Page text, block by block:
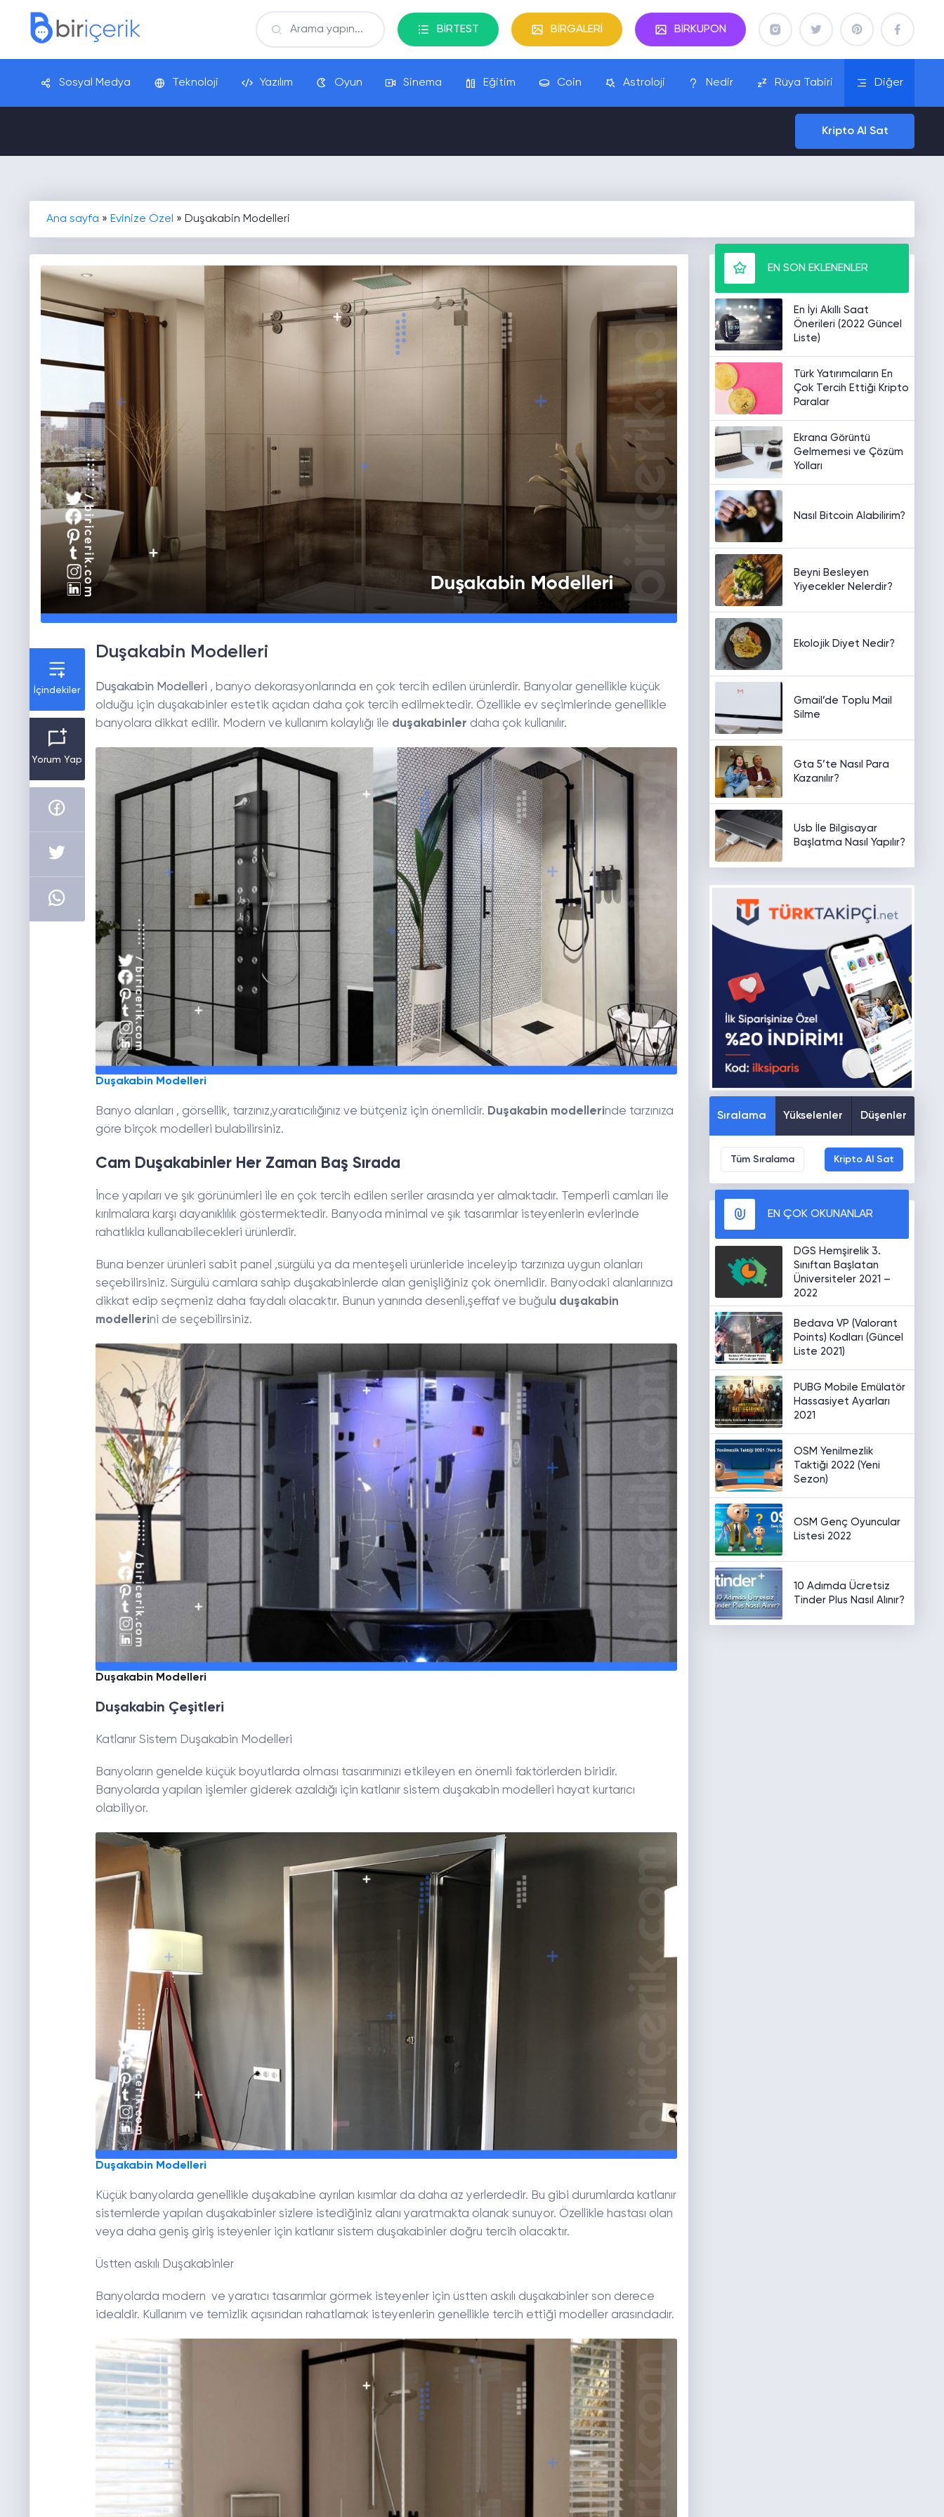
BİRTEST BİRGALERİ BİRKUPON
Sosyal Medya Teknoloji Yazılım Oyun Sinema Eğitim Coin Astroloji Nedir Rüya Tabiri Diğer
Kripto Al Sat
Ana sayfa » Evinize Özel » Duşakabin Modelleri
İçindekiler
Yorum Yap
Duşakabin Modelleri
Duşakabin Modelleri , banyo dekorasyonlarında en çok tercih edilen ürünlerdir. Banyolar genellikle küçük
olduğu için duşakabinler estetik açıdan daha çok tercih edilmektedir. Özellikle ev seçimlerinde genellikle
banyolara dikkat edilir. Modern ve kullanım kolaylığı ile duşakabinler daha çok kullanılır.
Duşakabin Modelleri
Banyo alanları , görsellik, tarzınız,yaratıcılığınız ve bütçeniz için önemlidir. Duşakabin modellerinde tarzınıza
göre birçok modelleri bulabilirsiniz.
Cam Duşakabinler Her Zaman Baş Sırada
İnce yapıları ve şık görünümleri ile en çok tercih edilen seriler arasında yer almaktadır. Temperli camları ile
kırılmalara karşı dayanıklılık göstermektedir. Banyoda minimal ve şık tasarımlar isteyenlerin evlerinde
rahatlıkla kullanabilecekleri ürünlerdir.
Buna benzer ürünleri sabit panel ,sürgülü ya da menteşeli ürünleride inceleyip tarzınıza uygun olanları
seçebilirsiniz. Sürgülü camlara sahip duşakabinlerde alan genişliğiniz çok önemlidir. Banyodaki alanlarınıza
dikkat edip seçmeniz daha faydalı olacaktır. Bunun yanında desenli,şeffaf ve buğul u duşakabin
modellerini de seçebilirsiniz.
Duşakabin Modelleri
Duşakabin Çeşitleri
Katlanır Sistem Duşakabin Modelleri
Banyoların genelde küçük boyutlarda olması tasarımınızı etkileyen en önemli faktörlerden biridir.
Banyolarda yapılan işlemler giderek azaldığı için katlanır sistem duşakabin modelleri hayat kurtarıcı
olabiliyor.
Duşakabin Modelleri
Küçük banyolarda genellikle duşakabine ayrılan kısımlar da daha az yerlerdedir. Bu gibi durumlarda katlanır
sistemlerde yapılan duşakabinler sizlere istediğiniz alanı yaratmakta olanak sunuyor. Özellikle hastası olan
veya daha geniş giriş isteyenler için katlanır sistem duşakabinler doğru tercih olacaktır.
Üstten askılı Duşakabinler
Banyolarda modern ve yaratıcı tasarımlar görmek isteyenler için üstten askılı duşakabinler son derece
idealdir. Kullanım ve temizlik açısından rahatlamak isteyenlerin genellikle tercih ettiği modeller arasındadır.
EN SON EKLENENLER
En İyi Akıllı Saat
Önerileri (2022 Güncel
Liste)
Türk Yatırımcıların En
Çok Tercih Ettiği Kripto
Paralar
Ekrana Görüntü
Gelmemesi ve Çözüm
Yolları
Nasıl Bitcoin Alabilirim?
Beyni Besleyen
Yiyecekler Nelerdir?
Ekolojik Diyet Nedir?
Gmail’de Toplu Mail
Silme
Gta 5’te Nasıl Para
Kazanılır?
Usb İle Bilgisayar
Başlatma Nasıl Yapılır?
Sıralama Yükselenler Düşenler
Tüm Sıralama Kripto Al Sat
EN ÇOK OKUNANLAR
DGS Hemşirelik 3.
Sınıftan Başlatan
Üniversiteler 2021 –
2022
Bedava VP (Valorant
Points) Kodları (Güncel
Liste 2021)
PUBG Mobile Emülatör
Hassasiyet Ayarları
2021
OSM Yenilmezlik
Taktiği 2022 (Yeni
Sezon)
OSM Genç Oyuncular
Listesi 2022
10 Adımda Ücretsiz
Tinder Plus Nasıl Alınır?